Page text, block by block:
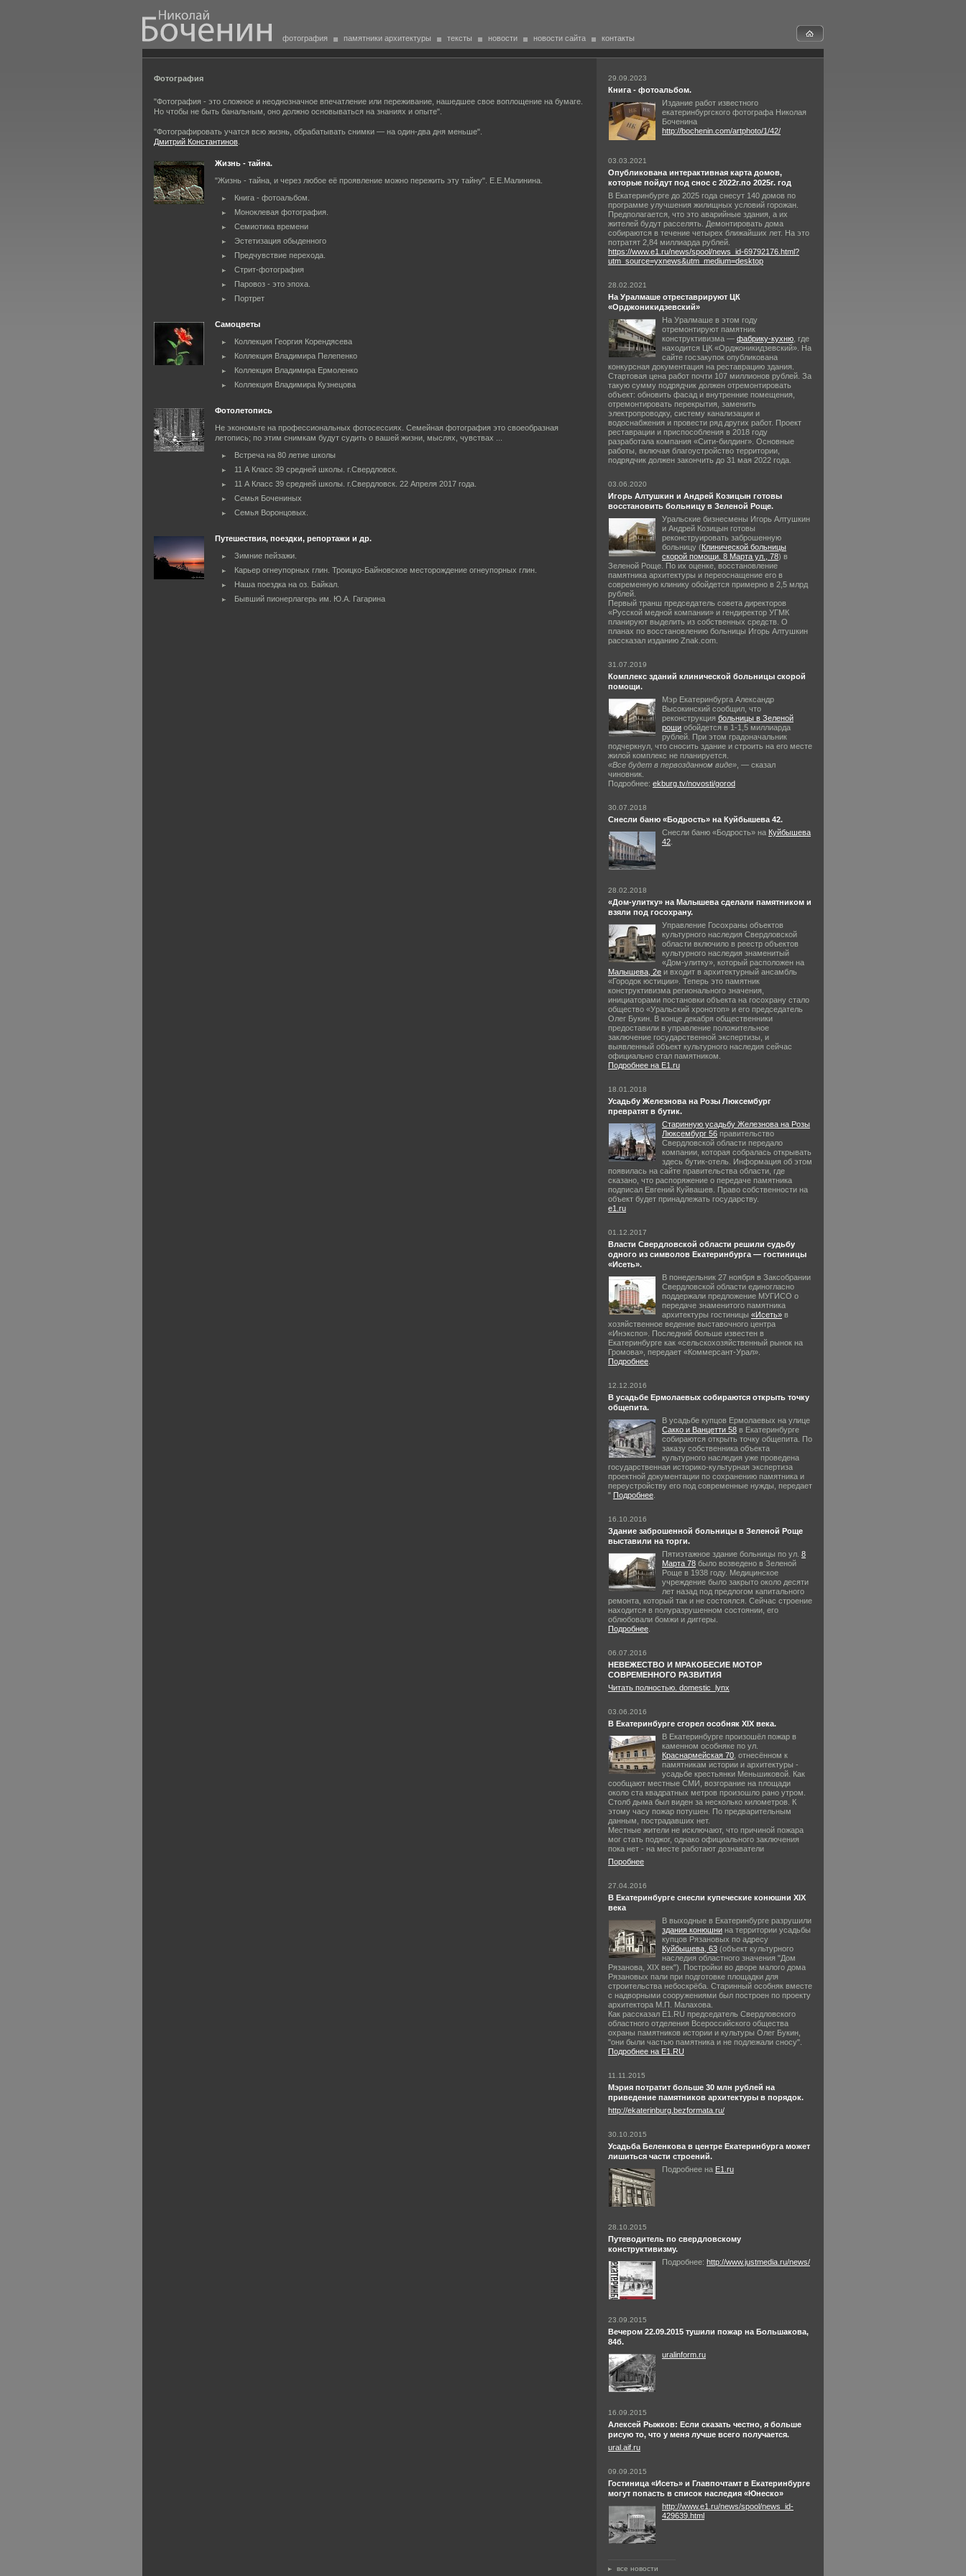
фотография памятники архитектуры тексты новости новости сайта контакты
Фотография
"Фотография - это сложное и неоднозначное впечатление или переживание, нашедшее свое воплощение на бумаге.
Но чтобы не быть банальным, оно должно основываться на знаниях и опыте".
"Фотографировать учатся всю жизнь, обрабатывать снимки — на один-два дня меньше".
Дмитрий Константинов
Жизнь - тайна.
"Жизнь - тайна, и через любое её проявление можно пережить эту тайну". Е.Е.Малинина.
Книга - фотоальбом.
Моноклевая фотография.
Семиотика времени
Эстетизация обыденного
Предчувствие перехода.
Стрит-фотография
Паровоз - это эпоха.
Портрет
Самоцветы
Коллекция Георгия Корендясева
Коллекция Владимира Пелепенко
Коллекция Владимира Ермоленко
Коллекция Владимира Кузнецова
Фотолетопись
Не экономьте на профессиональных фотосессиях. Семейная фотография это своеобразная
летопись; по этим снимкам будут судить о вашей жизни, мыслях, чувствах ...
Встреча на 80 летие школы
11 А Класс 39 средней школы. г.Свердловск.
11 А Класс 39 средней школы. г.Свердловск. 22 Апреля 2017 года.
Семья Бочениных
Семья Воронцовых.
Путешествия, поездки, репортажи и др.
Зимние пейзажи.
Карьер огнеупорных глин. Троицко-Байновское месторождение огнеупорных глин.
Наша поездка на оз. Байкал.
Бывший пионерлагерь им. Ю.А. Гагарина
29.09.2023
Книга - фотоальбом.
Издание работ известного
екатеринбургского фотографа Николая
Боченина
http://bochenin.com/artphoto/1/42/
03.03.2021
Опубликована интерактивная карта домов,
которые пойдут под снос с 2022г.по 2025г. год
В Екатеринбурге до 2025 года снесут 140 домов по
программе улучшения жилищных условий горожан.
Предполагается, что это аварийные здания, а их
жителей будут расселять. Демонтировать дома
собираются в течение четырех ближайших лет. На это
потратят 2,84 миллиарда рублей.
https://www.e1.ru/news/spool/news_id-69792176.html?
utm_source=yxnews&utm_medium=desktop
28.02.2021
На Уралмаше отреставрируют ЦК
«Орджоникидзевский»
На Уралмаше в этом году
отремонтируют памятник
конструктивизма — фабрику-кухню , где
находится ЦК «Орджоникидзевский». На
сайте госзакупок опубликована
конкурсная документация на реставрацию здания.
Стартовая цена работ почти 107 миллионов рублей. За
такую сумму подрядчик должен отремонтировать
объект: обновить фасад и внутренние помещения,
отремонтировать перекрытия, заменить
электропроводку, систему канализации и
водоснабжения и провести ряд других работ. Проект
реставрации и приспособления в 2018 году
разработала компания «Сити-билдинг». Основные
работы, включая благоустройство территории,
подрядчик должен закончить до 31 мая 2022 года.
03.06.2020
Игорь Алтушкин и Андрей Козицын готовы
восстановить больницу в Зеленой Роще.
Уральские бизнесмены Игорь Алтушкин
и Андрей Козицын готовы
реконструировать заброшенную
больницу (Клинической больницы
скорой помощи. 8 Марта ул., 78) в
Зеленой Роще. По их оценке, восстановление
памятника архитектуры и переоснащение его в
современную клинику обойдется примерно в 2,5 млрд
рублей.
Первый транш председатель совета директоров
«Русской медной компании» и гендиректор УГМК
планируют выделить из собственных средств. О
планах по восстановлению больницы Игорь Алтушкин
рассказал изданию Znak.com.
31.07.2019
Комплекс зданий клинической больницы скорой
помощи.
Мэр Екатеринбурга Александр
Высокинский сообщил, что
реконструкция больницы в Зеленой
рощи обойдется в 1-1 ,5 миллиарда
рублей. При этом градоначальник
подчеркнул, что сносить здание и строить на его месте
жилой комплекс не планируется.
«Все будет в первозданном виде» , — сказал
чиновник.
Подробнее: ekburg.tv/novosti/gorod
30.07.2018
Снесли баню «Бодрость» на Куйбышева 42.
Снесли баню «Бодрость» на Куйбышева
42
28.02.2018
«Дом-улитку» на Малышева сделали памятником и
взяли под госохрану.
Управление Госохраны объектов
культурного наследия Свердловской
области включило в реестр объектов
культурного наследия знаменитый
«Дом-улитку», который расположен на
Малышева, 2е и входит в архитектурный ансамбль
«Городок юстиции». Теперь это памятник
конструктивизма регионального значения,
инициаторами постановки объекта на госохрану стало
общество «Уральский хронотоп» и его председатель
Олег Букин. В конце декабря общественники
предоставили в управление положительное
заключение государственной экспертизы, и
выявленный объект культурного наследия сейчас
официально стал памятником.
Подробнее на E1.ru
18.01.2018
Усадьбу Железнова на Розы Люксембург
превратят в бутик.
Старинную усадьбу Железнова на Розы
Люксембург 56 правительство
Свердловской области передало
компании, которая собралась открывать
здесь бутик-отель. Информация об этом
появилась на сайте правительства области, где
сказано, что распоряжение о передаче памятника
подписал Евгений Куйвашев. Право собственности на
объект будет принадлежать государству.
e1.ru
01.12.2017
Власти Свердловской области решили судьбу
одного из символов Екатеринбурга — гостиницы
«Исеть».
В понедельник 27 ноября в Заксобрании
Свердловской области единогласно
поддержали предложение МУГИСО о
передаче знаменитого памятника
архитектуры гостиницы «Исеть» в
хозяйственное ведение выставочного центра
«Инэкспо». Последний больше известен в
Екатеринбурге как «сельскохозяйственный рынок на
Громова», передает «Коммерсант-Урал».
Подробнее
12.12.2016
В усадьбе Ермолаевых собираются открыть точку
общепита.
В усадьбе купцов Ермолаевых на улице
Сакко и Ванцетти 58 в Екатеринбурге
собираются открыть точку общепита. По
заказу собственника объекта
культурного наследия уже проведена
государственная историко-культурная экспертиза
проектной документации по сохранению памятника и
переустройству его под современные нужды, передает
" Подробнее
16.10.2016
Здание заброшенной больницы в Зеленой Роще
выставили на торги.
Пятиэтажное здание больницы по ул. 8
Марта 78 было возведено в Зеленой
Роще в 1938 году. Медицинское
учреждение было закрыто около десяти
лет назад под предлогом капитального
ремонта, который так и не состоялся. Сейчас строение
находится в полуразрушенном состоянии, его
облюбовали бомжи и диггеры.
Подробнее
06.07.2016
НЕВЕЖЕСТВО И МРАКОБЕСИЕ МОТОР
СОВРЕМЕННОГО РАЗВИТИЯ
Читать полностью. domestic_lynx
03.06.2016
В Екатеринбурге сгорел особняк XIX века.
В Екатеринбурге произошёл пожар в
каменном особняке по ул.
Краснармейская 70 , отнесённом к
памятникам истории и архитектуры -
усадьбе крестьянки Меньшиковой. Как
сообщают местные СМИ, возгорание на площади
около ста квадратных метров произошло рано утром.
Столб дыма был виден за несколько километров. К
этому часу пожар потушен. По предварительным
данным, пострадавших нет.
Местные жители не исключают, что причиной пожара
мог стать поджог, однако официального заключения
пока нет - на месте работают дознаватели
Поробнее
27.04.2016
В Екатеринбурге снесли купеческие конюшни XIX
века
В выходные в Екатеринбурге разрушили
здания конюшни на территории усадьбы
купцов Рязановых по адресу
Куйбышева, 63 (объект культурного
наследия областного значения "Дом
Рязанова, XIX век"). Постройки во дворе малого дома
Рязановых пали при подготовке площадки для
строительства небоскрёба. Старинный особняк вместе
с надворными сооружениями был построен по проекту
архитектора М.П. Малахова.
Как рассказал Е1.RU председатель Свердловского
областного отделения Всероссийского общества
охраны памятников истории и культуры Олег Букин,
"они были частью памятника и не подлежали сносу".
Подробнее на E1.RU
11.11.2015
Мэрия потратит больше 30 млн рублей на
приведение памятников архитектуры в порядок.
http://ekaterinburg.bezformata.ru/
30.10.2015
Усадьба Беленкова в центре Екатеринбурга может
лишиться части строений.
Подробнее на E1.ru
28.10.2015
Путеводитель по свердловскому
конструктивизму.
Подробнее: http://www.justmedia.ru/news/
23.09.2015
Вечером 22.09.2015 тушили пожар на Большакова,
84б.
uralinform.ru
16.09.2015
Алексей Рыжков: Если сказать честно, я больше
рисую то, что у меня лучше всего получается.
ural.aif.ru
09.09.2015
Гостиница «Исеть» и Главпочтамт в Екатеринбурге
могут попасть в список наследия «Юнеско»
http://www.e1.ru/news/spool/news_id-
429639.html
все новости